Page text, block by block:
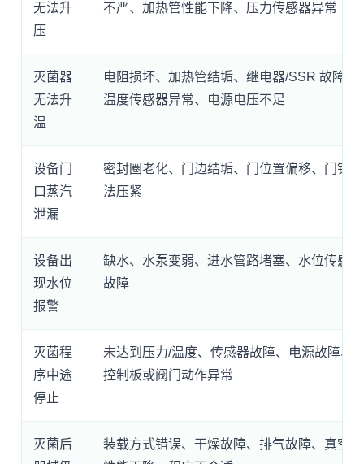
无法升
压
不严、加热管性能下降、压力传感器异常
灭菌器
无法升
温
电阻损坏、加热管结垢、继电器/SSR 故障、
温度传感器异常、电源电压不足
设备门
口蒸汽
泄漏
密封圈老化、门边结垢、门位置偏移、门锁无
法压紧
设备出
现水位
报警
缺水、水泵变弱、进水管路堵塞、水位传感器
故障
灭菌程
序中途
停止
未达到压力/温度、传感器故障、电源故障、
控制板或阀门动作异常
灭菌后
装载方式错误、干燥故障、排气故障、真空泵